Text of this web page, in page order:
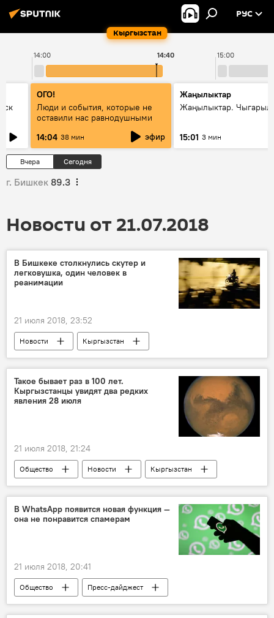
Кыргызстан
РУС
14:00 15:00
14:40
ОГО!
Люди и события, которые не
оставили нас равнодушными
14:04 38 мин эфир
Жаңылыктар
Жаңылыктар.
15:01 3 мин
Вчера Сегодня
г. Бишкек 89.3
Новости от 21.07.2018
В Бишкеке столкнулись скутер и
легковушка, один человек в
реанимации
21 июля 2018, 23:52
Новости
Кыргызстан
Происшествия
Бишкек
ДТП
мотоциклы
ДТП в Кыргызстане с начала 2018 года
Такое бывает раз в 100 лет.
Кыргызстанцы увидят два редких
явления 28 июля
21 июля 2018, 21:24
Общество Новости
Кыргызстан
Марс
лунное затмение
астрономия
В WhatsApp появится новая функция —
она не понравится спамерам
21 июля 2018, 20:41
Общество
Пресс-дайджест
Новости
В мире
приложение